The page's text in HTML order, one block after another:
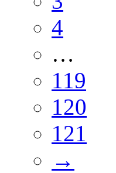
4
…
119
120
121
→